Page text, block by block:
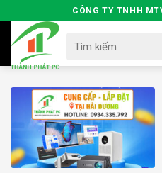
to
content
CÔNG TY TNHH
for: